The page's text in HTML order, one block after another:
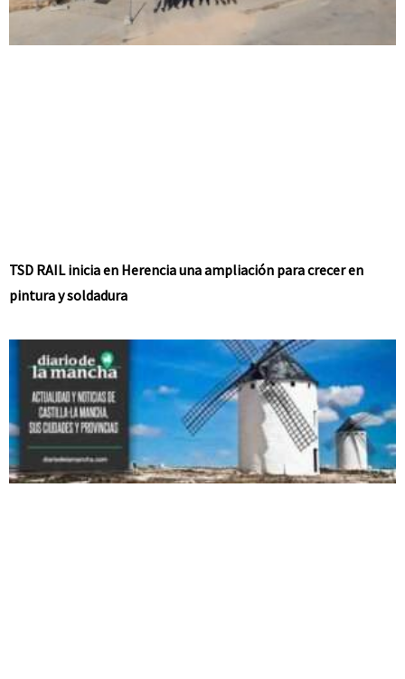
TSD RAIL inicia en Herencia una ampliación para crecer en
pintura y soldadura